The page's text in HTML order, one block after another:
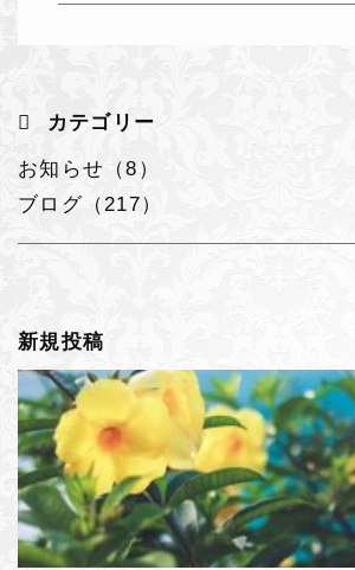
カテゴリー
お知らせ（8）
ブログ（217）
新規投稿